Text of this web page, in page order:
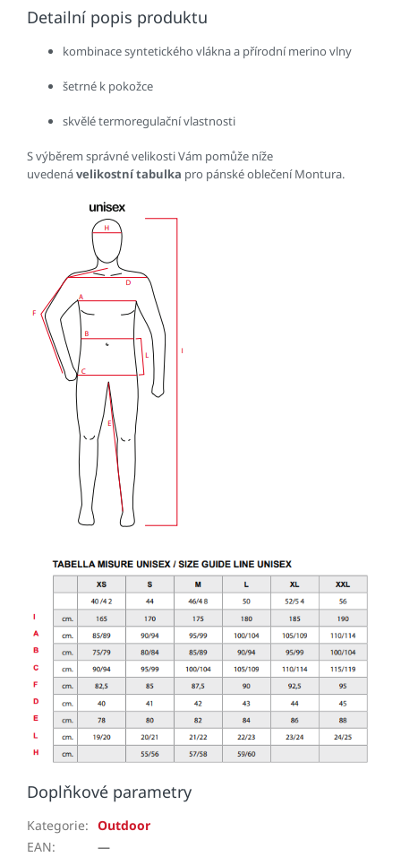
Detailní popis produktu
kombinace syntetického vlákna a přírodní merino vlny
šetrné k pokožce
skvělé termoregulační vlastnosti
S výběrem správné velikosti Vám pomůže níže
uvedenávelikostní tabulka pro pánské oblečení Montura.
Doplňkové parametry
Kategorie: Outdoor
EAN: —